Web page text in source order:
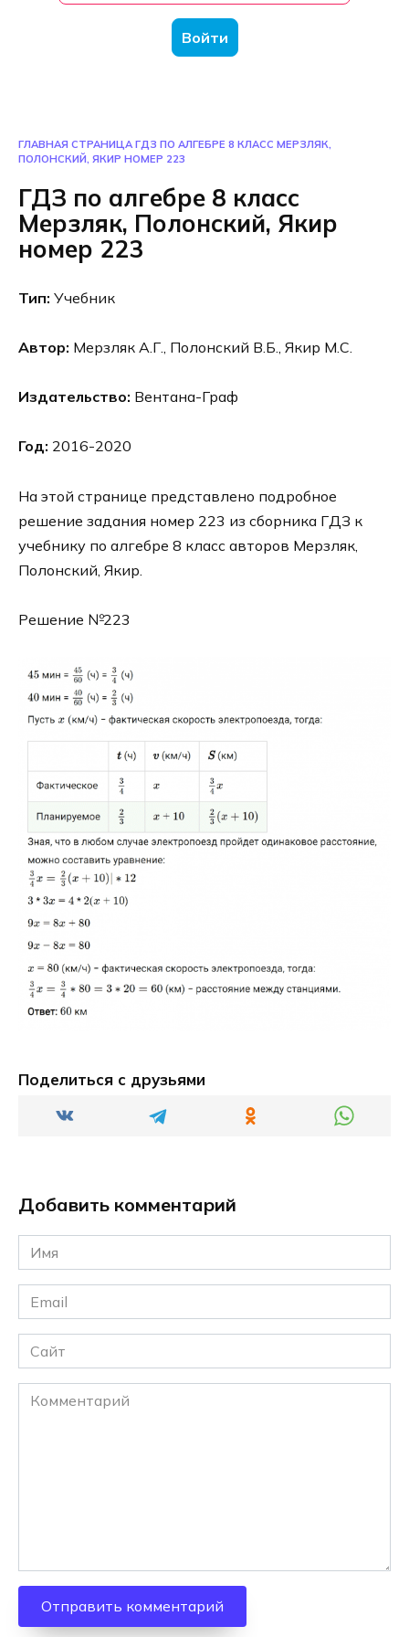
Войти
ГЛАВНАЯ СТРАНИЦА ГДЗ ПО АЛГЕБРЕ 8 КЛАСС МЕРЗЛЯК,
ПОЛОНСКИЙ, ЯКИР НОМЕР 223
ГДЗ по алгебре 8 класс
Мерзляк, Полонский, Якир
номер 223
Тип: Учебник
Автор: Мерзляк А.Г., Полонский В.Б., Якир М.С.
Издательство: Вентана-Граф
Год: 2016-2020
На этой странице представлено подробное
решение задания номер 223 из сборника ГДЗ к
учебнику по алгебре 8 класс авторов Мерзляк,
Полонский, Якир.
Решение №223
Поделиться с друзьями
Добавить комментарий
Имя
*
Email
*
Сайт
Комментарий